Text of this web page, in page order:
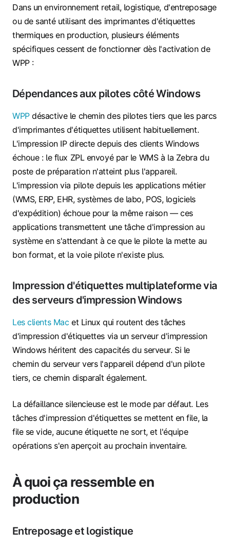
Dans un environnement retail, logistique, d'entreposage
ou de santé utilisant des imprimantes d'étiquettes
thermiques en production, plusieurs éléments
spécifiques cessent de fonctionner dès l'activation de
WPP :
Dépendances aux pilotes côté Windows
WPPdésactive le chemin des pilotes tiers que les parcs
d'imprimantes d'étiquettes utilisent habituellement.
L'impression IP directe depuis des clients Windows
échoue : le flux ZPL envoyé par le WMS à la Zebra du
poste de préparation n'atteint plus l'appareil.
L'impression via pilote depuis les applications métier
(WMS, ERP, EHR, systèmes de labo, POS, logiciels
d'expédition) échoue pour la même raison — ces
applications transmettent une tâche d'impression au
système en s'attendant à ce que le pilote la mette au
bon format, et la voie pilote n'existe plus.
Impression d'étiquettes multiplateforme via
des serveurs d'impression Windows
Les clients Mac et Linux qui routent des tâches
d'impression d'étiquettes via un serveur d'impression
Windows héritent des capacités du serveur. Si le
chemin du serveur vers l'appareil dépend d'un pilote
tiers, ce chemin disparaît également.
La défaillance silencieuse est le mode par défaut. Les
tâches d'impression d'étiquettes se mettent en file, la
file se vide, aucune étiquette ne sort, et l'équipe
opérations s'en aperçoit au prochain inventaire.
À quoi ça ressemble en
production
Entreposage et logistique